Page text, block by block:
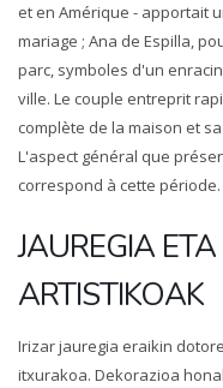
et en Amérique - apportait
mariage ; Ana de Espilla,
parc, symboles d'un
ville. Le couple entreprit
complète de la maison et
L'aspect général que
correspond à cette période.
JAUREGIA
ARTISTIKOAK
Irizar jauregia eraikin
itxurakoa. Dekorazioa